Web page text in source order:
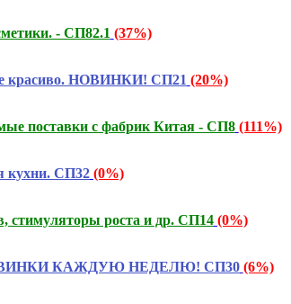
- СП82.1 (37%)
красиво. НОВИНКИ! СП21 (20%)
поставки с фабрик Китая - СП8 (111%)
кухни. СП32 (0%)
стимуляторы роста и др. СП14 (0%)
НОВИНКИ КАЖДУЮ НЕДЕЛЮ! СП30 (6%)